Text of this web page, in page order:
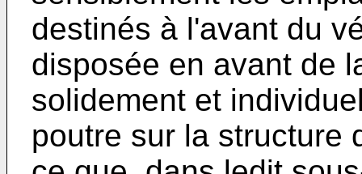
destinés à l'avant du
disposée en avant de
solidement et
poutre sur la structure